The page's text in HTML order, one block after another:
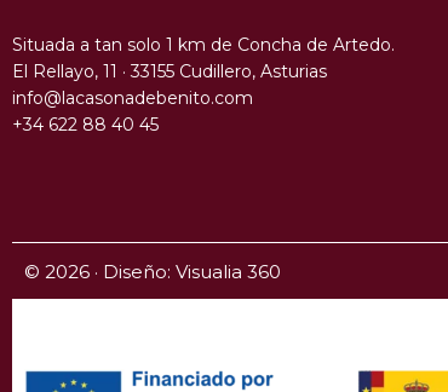
Situada a tan solo 1 km de Concha de Artedo.
El Rellayo, 11 · 33155 Cudillero, Asturias
info@lacasonadebenito.com
+34 622 88 40 45
© 2026 · Diseño: Visualia 360